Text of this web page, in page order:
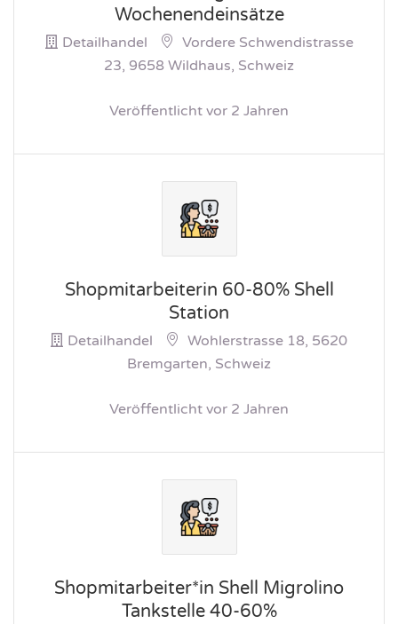
Wochenendeinsätze
Detailhandel
Vordere Schwendistrasse
23, 9658 Wildhaus, Schweiz
Veröffentlicht vor 2 Jahren
Shopmitarbeiterin 60-80% Shell
Station
Detailhandel
Wohlerstrasse 18, 5620
Bremgarten, Schweiz
Veröffentlicht vor 2 Jahren
Shopmitarbeiter*in Shell Migrolino
Tankstelle 40-60%